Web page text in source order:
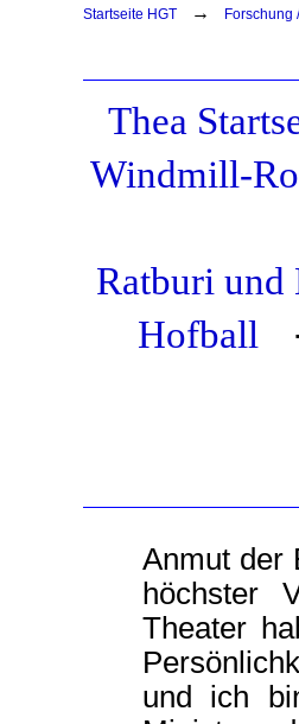
Startseite HGT → Forschung
Thea
Windmill-
Ratburi und
Hofball
Anmut der
höchster
Theater
und ich